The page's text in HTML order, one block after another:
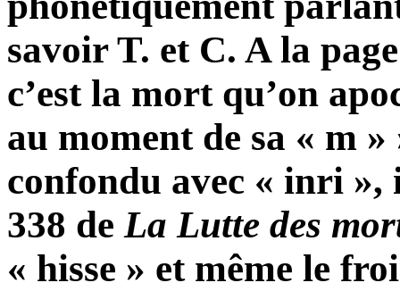
savoir T. et C. A la
c’est la mort qu’on
au moment de sa « m
confondu avec « inri »,
338 de La Lutte des
« hisse » et même le